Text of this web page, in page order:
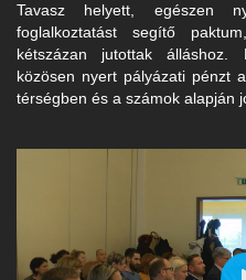
Tavasz helyett, egészen
foglalkoztatást segítő
kétszázan jutottak álláshoz.
közösen nyert pályázati pénzt
térségben és a számok alapján